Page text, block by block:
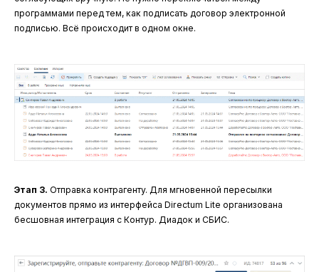
программами перед тем, как подписать договор электронной
подписью. Всё происходит в одном окне.
Этап 3. Отправка контрагенту. Для мгновенной пересылки
документов прямо из интерфейса Directum Lite организована
бесшовная интеграция с Контур. Диадок и СБИС.